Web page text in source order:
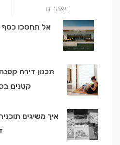
מאמרים
אל תחסכו
תכנון דירה
קטנים
איך משיגים